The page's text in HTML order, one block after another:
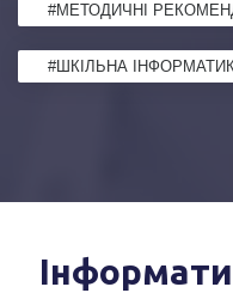
#МЕТОДИЧНІ
#ШКІЛЬНА